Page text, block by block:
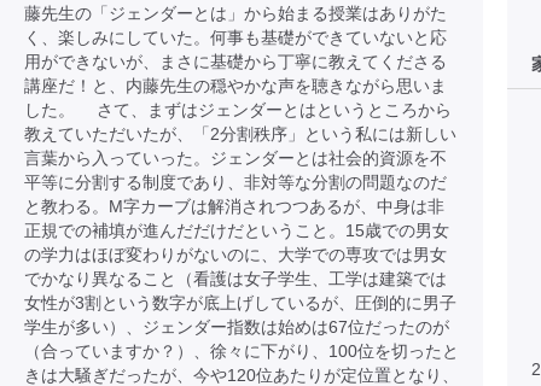
藤先生の「ジェンダーとは」から始まる授業はありがた
く、楽しみにしていた。何事も基礎ができていないと応
用ができないが、まさに基礎から丁寧に教えてくださる
講座だ！と、内藤先生の穏やかな声を聴きながら思いま
した。 さて、まずはジェンダーとはというところから
教えていただいたが、「2分割秩序」という私には新しい
言葉から入っていった。ジェンダーとは社会的資源を不
平等に分割する制度であり、非対等な分割の問題なのだ
と教わる。M字カーブは解消されつつあるが、中身は非
正規での補填が進んだだけだということ。15歳での男女
の学力はほぼ変わりがないのに、大学での専攻では男女
でかなり異なること（看護は女子学生、工学は建築では
女性が3割という数字が底上げしているが、圧倒的に男子
学生が多い）、ジェンダー指数は始めは67位だったのが
（合っていますか？）、徐々に下がり、100位を切ったと
きは大騒ぎだったが、今や120位あたりが定位置となり、